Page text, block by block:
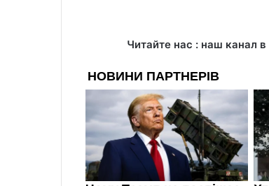
Читайте нас : наш канал в